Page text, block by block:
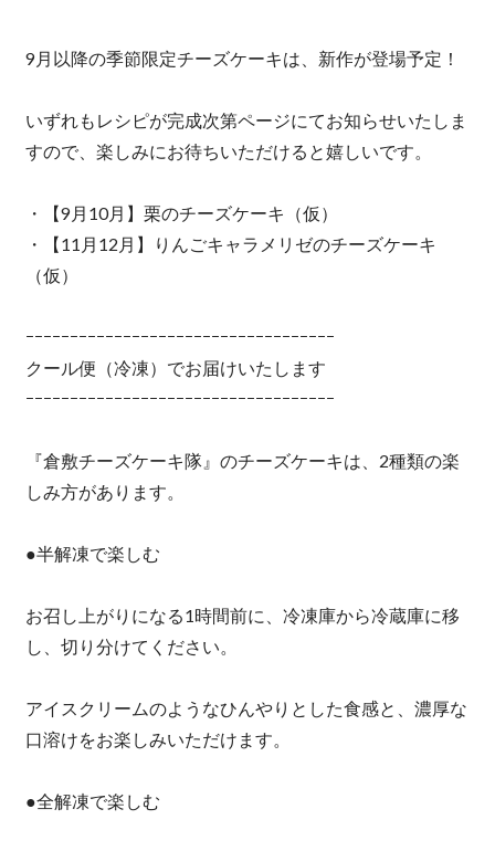
9月以降の季節限定チーズケーキは、新作が登場予定！
いずれもレシピが完成次第ページにてお知らせいたしま
すので、楽しみにお待ちいただけると嬉しいです。
・【9月10月】栗のチーズケーキ（仮）
・【11月12月】りんごキャラメリゼのチーズケーキ
（仮）
ｰｰｰｰｰｰｰｰｰｰｰｰｰｰｰｰｰｰｰｰｰｰｰｰｰｰｰｰｰｰｰｰｰｰｰ
クール便（冷凍）でお届けいたします
ｰｰｰｰｰｰｰｰｰｰｰｰｰｰｰｰｰｰｰｰｰｰｰｰｰｰｰｰｰｰｰｰｰｰｰ
『倉敷チーズケーキ隊』のチーズケーキは、2種類の楽
しみ方があります。
●半解凍で楽しむ
お召し上がりになる1時間前に、冷凍庫から冷蔵庫に移
し、切り分けてください。
アイスクリームのようなひんやりとした食感と、濃厚な
口溶けをお楽しみいただけます。
●全解凍で楽しむ